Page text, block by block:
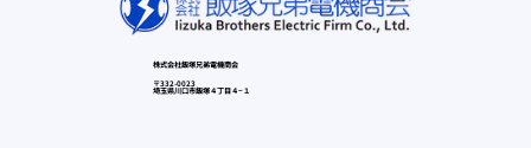
株式会社飯塚兄弟電機商会
〒332-0023
埼玉県川口市飯塚４丁目４−１